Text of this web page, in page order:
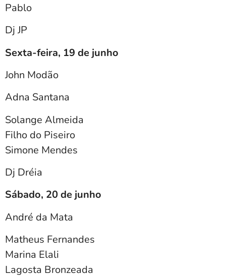
Pablo
Dj JP
Sexta-feira, 19 de junho
John Modão
Adna Santana
Solange Almeida
Filho do Piseiro
Simone Mendes
Dj Dréia
Sábado, 20 de junho
André da Mata
Matheus Fernandes
Marina Elali
Lagosta Bronzeada